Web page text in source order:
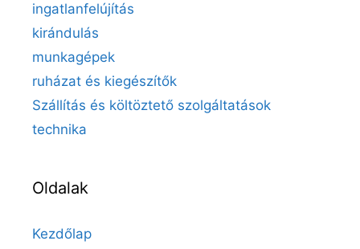
ingatlanfelújítás
kirándulás
munkagépek
ruházat és kiegészítők
Szállítás és költöztető szolgáltatások
technika
Oldalak
Kezdőlap